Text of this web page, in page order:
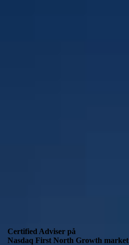
Certified Adviser på
Nasdaq First North Growth market